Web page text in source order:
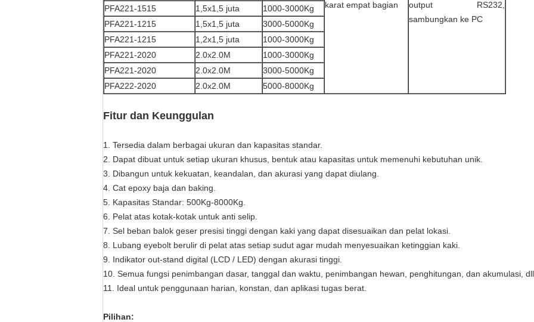
karat empat bagian
output RS232,
sambungkan ke PC
PFA221-1515
1,5x1,5 juta
1000-3000Kg
PFA221-1215
1,5x1,5 juta
3000-5000Kg
PFA221-1215
1,2x1,5 juta
1000-3000Kg
PFA221-2020
2.0x2.0M
1000-3000Kg
PFA221-2020
2.0x2.0M
3000-5000Kg
PFA222-2020
2.0x2.0M 5000-8000Kg
Fitur dan Keunggulan
1. Tersedia dalam berbagai ukuran dan kapasitas standar.
2. Dapat dibuat untuk setiap ukuran khusus, bentuk atau kapasitas untuk memenuhi kebutuhan unik.
3. Dibangun untuk kekuatan, keandalan, dan akurasi yang dapat diulang.
4. Cat epoxy baja dan baking.
5. Kapasitas Standar: 500Kg-8000Kg.
6. Pelat atas kotak-kotak untuk anti selip.
7. Sel beban balok geser presisi tinggi dengan kaki yang dapat disesuaikan dan pelat lokasi.
8. Lubang eyebolt berulir di pelat atas setiap sudut agar mudah menyesuaikan ketinggian kaki.
9. Indikator out-stand digital (LCD / LED) dengan akurasi tinggi.
10. Semua fungsi penimbangan dasar, tanggal dan waktu, penimbangan hewan, penghitungan, dan akumulasi,
11. Ideal untuk penggunaan harian, konstan, dan aplikasi tugas berat.
Pilihan: